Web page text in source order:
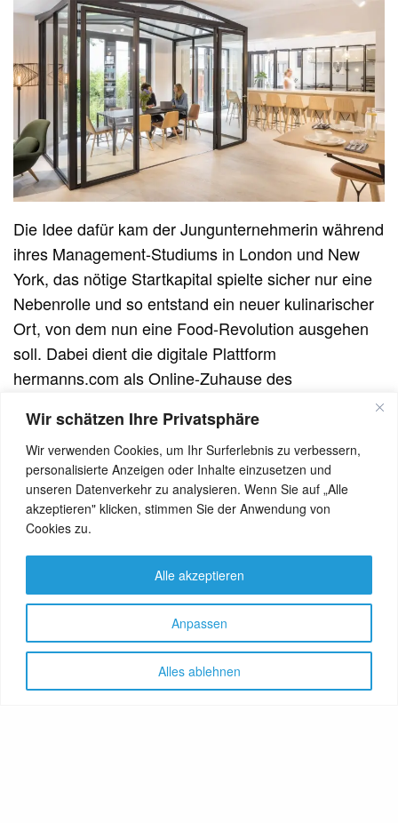
Wir schätzen Ihre Privatsphäre
Wir verwenden Cookies, um Ihr Surferlebnis zu verbessern,
personalisierte Anzeigen oder Inhalte einzusetzen und
unseren Datenverkehr zu analysieren. Wenn Sie auf „Alle
akzeptieren" klicken, stimmen Sie der Anwendung von
Cookies zu.
Anpassen
Alles ablehnen
Alle akzeptieren
Die Idee dafür kam der Jungunternehmerin während
ihres Management-Studiums in London und New
York, das nötige Startkapital spielte sicher nur eine
Nebenrolle und so entstand ein neuer kulinarischer
Ort, von dem nun eine Food-Revolution ausgehen
soll. Dabei dient die digitale Plattform
hermanns.com als Online-Zuhause des
Unternehmens. Ach ja, essen und trinken kann man
im Hermann´s natürlich auch – montags bis freitags
von 8 bis 19, samstags und sonntags von 10 bis 19
Uhr.
Hermann´s Berlin